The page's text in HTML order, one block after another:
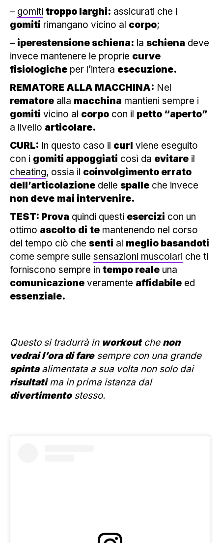
– gomiti troppo larghi: assicurati che i
gomiti rimangano vicino al corpo;
– iperestensione schiena: la schiena deve
invece mantenere le proprie curve
fisiologiche per l’intera esecuzione.
REMATORE ALLA MACCHINA: Nel
rematore alla macchina mantieni sempre i
gomiti vicino al corpo con il petto “aperto”
a livello articolare.
CURL: In questo caso il curl viene eseguito
con i gomiti appoggiati così da evitare il
cheating, ossia il coinvolgimento errato
dell’articolazione delle spalle che invece
non deve mai intervenire.
TEST: Prova quindi questi esercizi con un
ottimo ascolto di te mantenendo nel corso
del tempo ciò che senti al meglio basandoti
come sempre sulle sensazioni muscolari che ti
forniscono sempre in tempo reale una
comunicazione veramente affidabile ed
essenziale.
Questo si tradurrà in workoutche non
vedrai l’ora di faresempre con una grande
spintaalimentata a sua volta non solo dai
risultatima in prima istanza dal
divertimentostesso.